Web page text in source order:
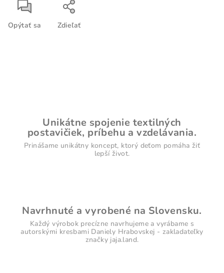
Opýtať sa Zdieľať
Unikátne spojenie textilných
postavičiek, príbehu a vzdelávania.
Prinášame unikátny koncept, ktorý deťom pomáha žiť
lepší život.
Navrhnuté a vyrobené na Slovensku.
Každý výrobok precízne navrhujeme a vyrábame s
autorskými kresbami Daniely Hrabovskej - zakladateľky
značky jaja.land.